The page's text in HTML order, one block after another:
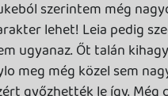
feszültséget nem fog okozni a
Meg az a lelki vergődés...
belekeverték azt is, hogy rokoni
áll két szereplővel, amiből
az következik, hogy a végén jó
térni.